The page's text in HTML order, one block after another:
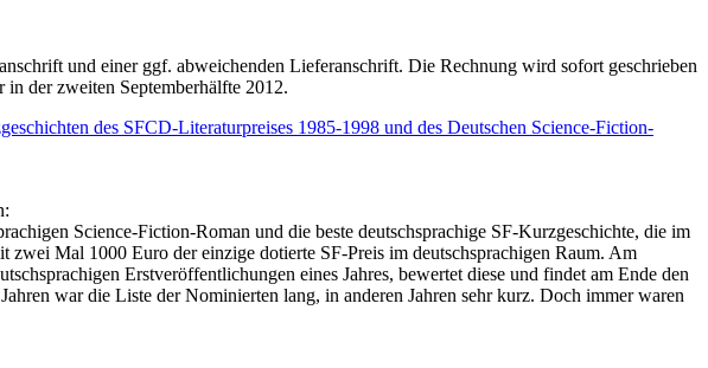
und einer ggf. abweichenden Lieferanschrift. Die Rechnung wird sofort geschrieben
der zweiten Septemberhälfte 2012.
des SFCD-Literaturpreises 1985-1998 und des Deutschen Science-Fiction-
Science-Fiction-Roman und die beste deutschsprachige SF-Kurzgeschichte, die im
Mal 1000 Euro der einzige dotierte SF-Preis im deutschsprachigen Raum. Am
Erstveröffentlichungen eines Jahres, bewertet diese und findet am Ende den
war die Liste der Nominierten lang, in anderen Jahren sehr kurz. Doch immer waren